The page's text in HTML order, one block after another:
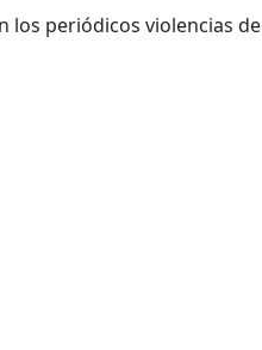
los periódicos violencias de